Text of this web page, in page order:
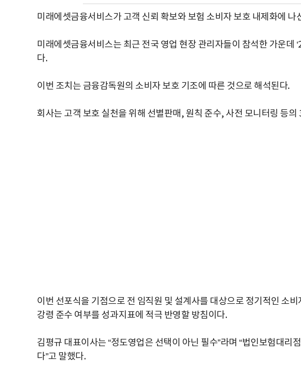
미래에셋금융서비스가 고객 신뢰 확보와 보험 소비자 보호 내제화에 나
미래에셋금융서비스는 최근 전국 영업 현장 관리자들이 참석한 가운데
다.
이번 조치는 금융감독원의 소비자 보호 기조에 따른 것으로 해석된다.
회사는 고객 보호 실천을 위해 선별판매, 원칙 준수, 사전 모니터링 등의
이번 선포식을 기점으로 전 임직원 및 설계사를 대상으로 정기적인 소
강령 준수 여부를 성과지표에 적극 반영할 방침이다.
김평규 대표이사는 “정도영업은 선택이 아닌 필수”라며 “법인보험대리
다”고 말했다.